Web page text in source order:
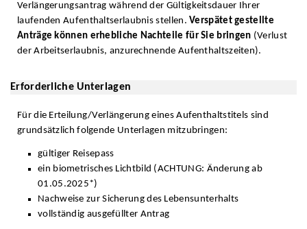
Verlängerungsantrag während der Gültigkeitsdauer Ihrer
laufenden Aufenthaltserlaubnis stellen.Verspätet gestellte
Anträge können erhebliche Nachteile für Sie bringen (Verlust
der Arbeitserlaubnis, anzurechnende Aufenthaltszeiten).
Erforderliche Unterlagen
Für die Erteilung/Verlängerung eines Aufenthaltstitels sind
grundsätzlich folgende Unterlagen mitzubringen:
gültiger Reisepass
ein biometrisches Lichtbild (ACHTUNG: Änderung ab
01.05.2025*)
Nachweise zur Sicherung des Lebensunterhalts
vollständig ausgefüllter Antrag